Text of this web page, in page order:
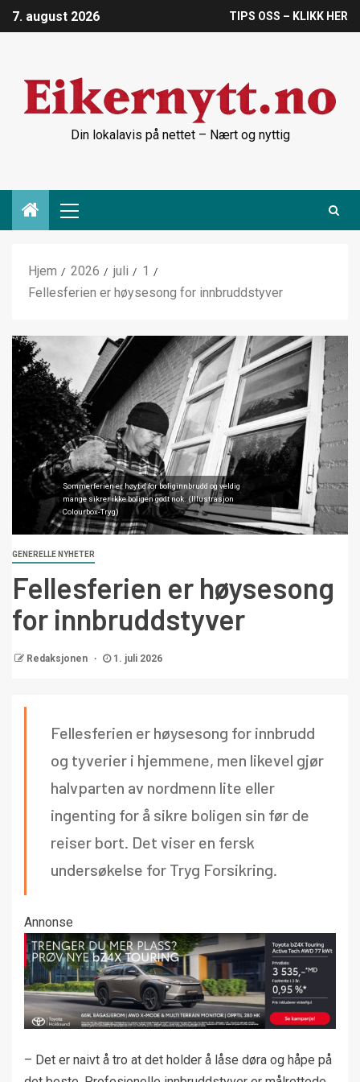
7. august 2026 TIPS OSS – KLIKK HER
Din lokalavis på nettet – Nært og nyttig
Hjem 2026 juli
1
Fellesferien er høysesong for innbruddstyver
Sommerferien er høytid for boliginnbrudd og veldig
mange sikrer ikke boligen godt nok. (Illustrasjon
Colourbox-Tryg)
GENERELLE NYHETER
Fellesferien er høysesong
for innbruddstyver
Redaksjonen 1. juli 2026
Fellesferien er høysesong for innbrudd
og tyverier i hjemmene, men likevel gjør
halvparten av nordmenn lite eller
ingenting for å sikre boligen sin før de
reiser bort. Det viser en fersk
undersøkelse for Tryg Forsikring.
Annonse
– Det er naivt å tro at det holder å låse døra og håpe på